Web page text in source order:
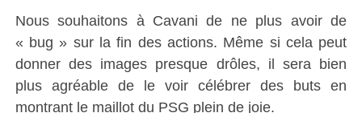
Nous souhaitons à Cavani de ne plus avoir de
« bug » sur la fin des actions. Même si cela peut
donner des images presque drôles, il sera bien
plus agréable de le voir célébrer des buts en
montrant le maillot du PSG plein de joie.